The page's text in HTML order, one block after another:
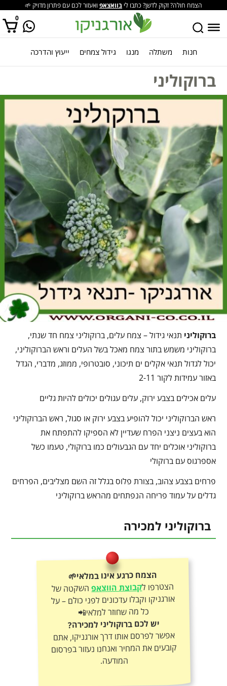
הצמח חולה? זקוק לדשן? כתבו לי בוואצאפ ואעזור לכם עם פתרון מדויק 🌱
0
אין מוצרים בסל הקניות. חנות משתלה מנגו גידול צמחים ייעוץ והדרכה
ברוקוליני
ברוקוליני תנאי גידול – צמח עלים, ברוקוליני צמח חד שנתי,
ברוקוליני משמש בתור צמח מאכל בשל העלים וראש הברוקוליני,
יכול לגדול תנאי אקלים ים תיכוני, סובטרופי, ממוזג, מדברי, הגדל
באזור עמידות לקור 2-11
עלים אכילים בצבע ירוק, עלים עגולים יכולים להיות גליים
ראש הברוקוליני יכול להופיע בצבע ירוק או סגול, ראש הברוקוליני
הוא בעצים ניצני הפרח שעדיין לא הספיקו להתפתח את
ברוקוליני אוכלים יחד עם הגבעולים כמו ברוקולי, טעמו כשל
אספרגוס עם ברוקולי
פרחים בצבע צהוב, בצורת פלוס בגלל זה השם מצליבים, הפרחים
גדלים על עמוד פריחה הנפתחים מהראש ברוקוליני
ברוקוליני למכירה
הצמח כרגע אינו במלאי🌱
הצטרפו לקבוצת הווצאפהשקטה של
אורגניקו וקבלו עדכונים לפני כולם – על
כל מה שחוזר למלאי📲
יש לכם ברוקוליני למכירה?
אפשר לפרסם אותו דרך אורגניקו, אתם
קובעים את המחיר ואנחנו נעזור בפרסום
המודעה.